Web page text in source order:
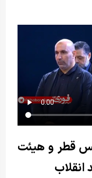
قطر و هیئت
انقلاب